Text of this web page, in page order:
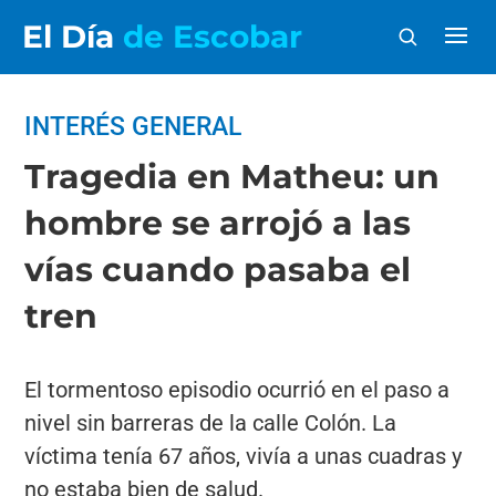
El Día de Escobar
INTERÉS GENERAL
Tragedia en Matheu: un
hombre se arrojó a las
vías cuando pasaba el
tren
El tormentoso episodio ocurrió en el paso a
nivel sin barreras de la calle Colón. La
víctima tenía 67 años, vivía a unas cuadras y
no estaba bien de salud.